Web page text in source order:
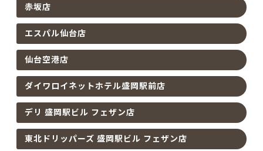
赤坂店
エスパル仙台店
仙台空港店
ダイワロイネットホテル盛岡駅前店
デリ 盛岡駅ビル フェザン店
東北ドリッパーズ 盛岡駅ビル フェザン店